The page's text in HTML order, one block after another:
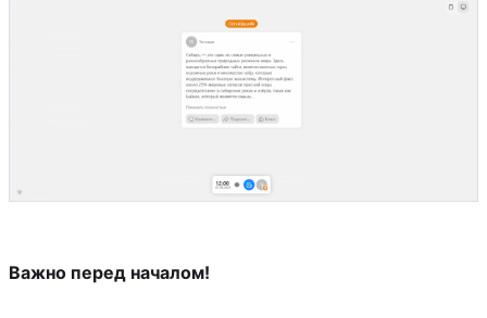
Важно перед началом!